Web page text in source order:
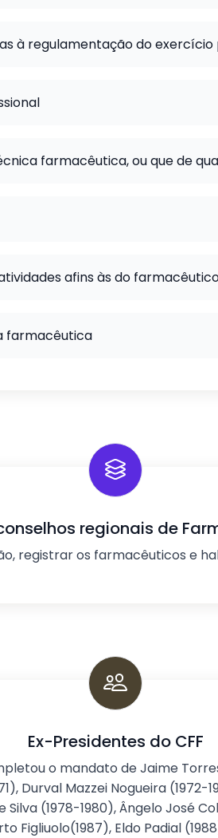
à regulamentação do exercício
farmacêutica, ou que de
afins às do
farmacêutica
regionais de
registrar os farmacêuticos e
Ex-Presidentes do CFF
o mandato de Jaime
Durval Mazzei Nogueira (1972-
(1978-1980), Ângelo José
Figliuolo(1987), Eldo Padial